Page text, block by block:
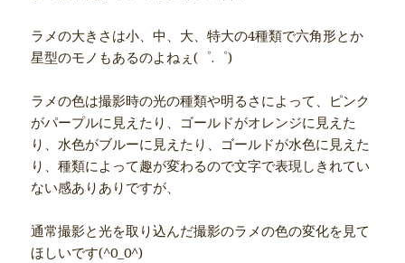
ラメの大きさは小、中、大、特大の4種類で六角形とか
星型のモノもあるのよねぇ(゜.゜)
ラメの色は撮影時の光の種類や明るさによって、ピンク
がパープルに見えたり、ゴールドがオレンジに見えた
り、水色がブルーに見えたり、ゴールドが水色に見えた
り、種類によって趣が変わるので文字で表現しきれてい
ない感ありありですが、
通常撮影と光を取り込んだ撮影のラメの色の変化を見て
ほしいです(^0_0^)